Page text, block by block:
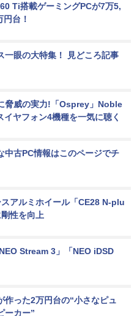
Ti搭載ゲーミングPCが7万5,
台！
一眼の大特集！ 見どころ記事
脅威の実力!「Osprey」Noble
ヤフォン4機種を一気に聴く
中古PC情報はこのページでチ
アルミホイール「CE28 N-plu
性を向上
Stream 3」「NEO iDSD
作った2万円台の“小さなピュ
ーカー”